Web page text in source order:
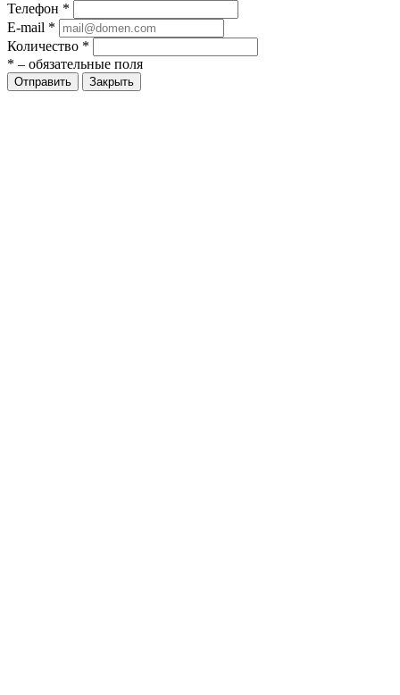
Телефон *
E-mail *
Количество *
* – обязательные поля
Закрыть